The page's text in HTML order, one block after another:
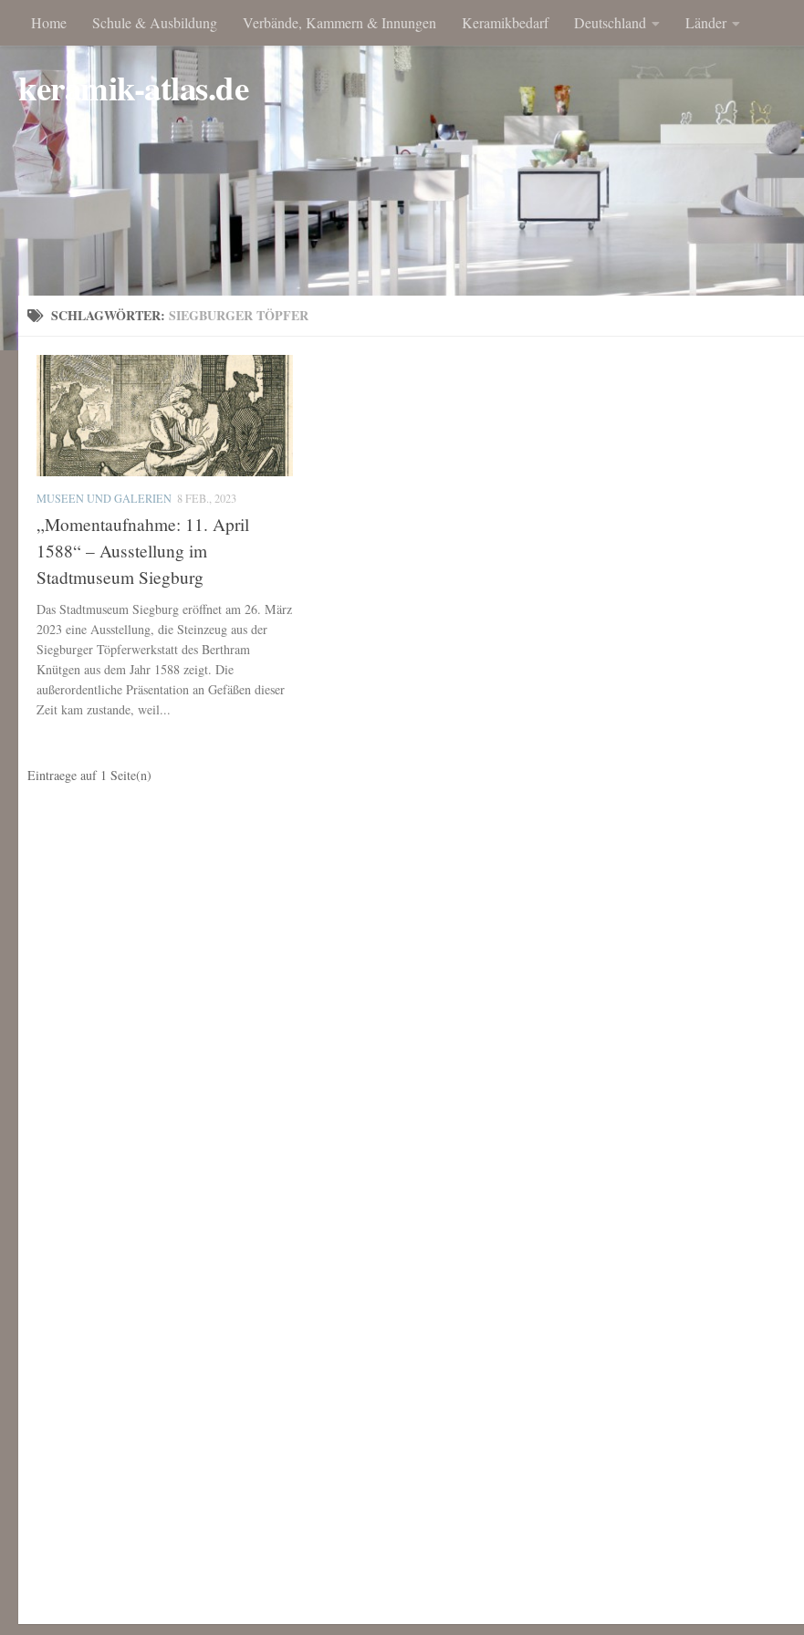
Home Schule & Ausbildung Verbände, Kammern & Innungen Keramikbedarf Deutschland Länder
keramik-atlas.de
SCHLAGWÖRTER: SIEGBURGER TÖPFER
MUSEEN UND GALERIEN 8 FEB., 2023
„Momentaufnahme: 11. April
1588“ – Ausstellung im
Stadtmuseum Siegburg
Das Stadtmuseum Siegburg eröffnet am 26. März
2023 eine Ausstellung, die Steinzeug aus der
Siegburger Töpferwerkstatt des Berthram
Knütgen aus dem Jahr 1588 zeigt. Die
außerordentliche Präsentation an Gefäßen dieser
Zeit kam zustande, weil...
Eintraege auf 1 Seite(n)